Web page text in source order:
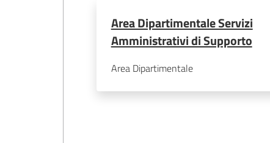
Area Dipartimentale Servizi
Amministrativi di Supporto
Area Dipartimentale